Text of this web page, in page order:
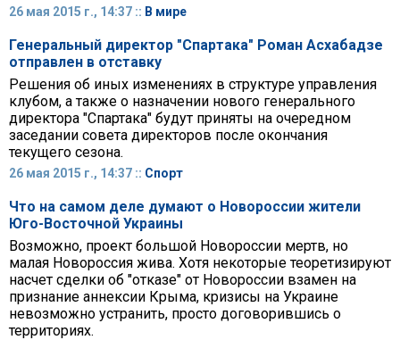
26 мая 2015 г., 14:37 :: В мире
Генеральный директор "Спартака" Роман Асхабадзе
отправлен в отставку
Решения об иных изменениях в структуре управления
клубом, а также о назначении нового генерального
директора "Спартака" будут приняты на очередном
заседании совета директоров после окончания
текущего сезона.
26 мая 2015 г., 14:37 :: Спорт
Что на самом деле думают о Новороссии жители
Юго-Восточной Украины
Возможно, проект большой Новороссии мертв, но
малая Новороссия жива. Хотя некоторые теоретизируют
насчет сделки об "отказе" от Новороссии взамен на
признание аннексии Крыма, кризисы на Украине
невозможно устранить, просто договорившись о
территориях.